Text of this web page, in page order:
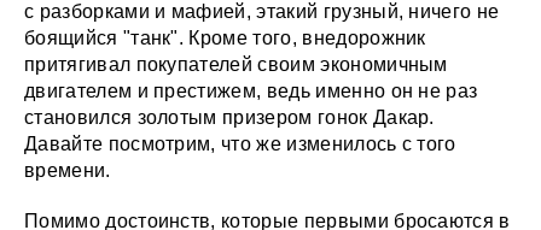
с разборками и мафией, этакий грузный, ничего не
боящийся "танк". Кроме того, внедорожник
притягивал покупателей своим экономичным
двигателем и престижем, ведь именно он не раз
становился золотым призером гонок Дакар.
Давайте посмотрим, что же изменилось с того
времени.
Помимо достоинств, которые первыми бросаются в